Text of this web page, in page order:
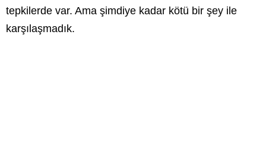
tepkilerde var. Ama şimdiye kadar kötü bir şey ile
karşılaşmadık.